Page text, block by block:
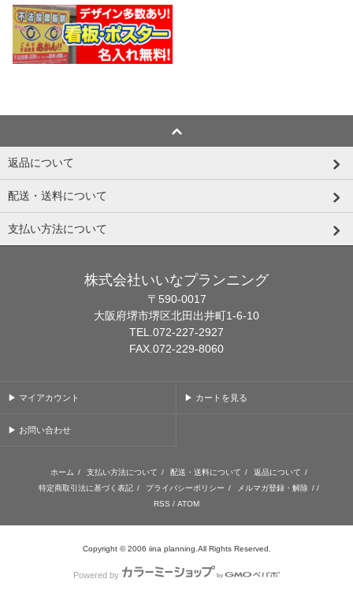
返品について
配送・送料について
支払い方法について
株式会社いいなプランニング
〒590-0017
大阪府堺市堺区北田出井町1-6-10
TEL.072-227-2927
FAX.072-229-8060
▶ マイアカウント ▶ カートを見る
▶ お問い合わせ
ホーム / 支払い方法について / 配送・送料について / 返品について /
特定商取引法に基づく表記 / プライバシーポリシー / メルマガ登録・解除 / /
RSS / ATOM
Copyright © 2006 iina planning.All Rights Reserved.
Powered by